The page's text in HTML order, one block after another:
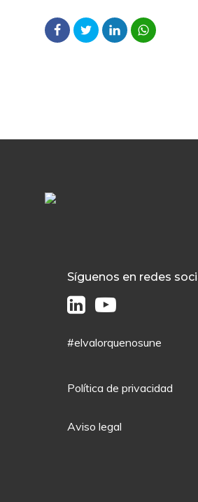
Síguenos en redes
#elvalorquenosune
Política de privacidad
Aviso legal